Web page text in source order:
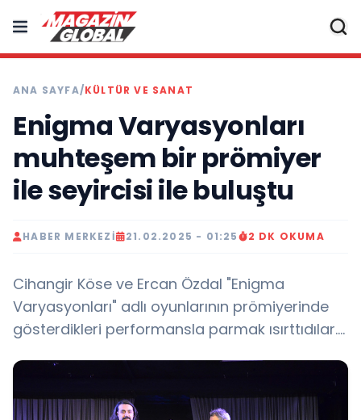
ANA SAYFA/KÜLTÜR VE SANAT
Enigma Varyasyonları
muhteşem bir prömiyer
ile seyircisi ile buluştu
HABER MERKEZI 21.02.2025 - 01:25 2 DK OKUMA
Cihangir Köse ve Ercan Özdal "Enigma
Varyasyonları" adlı oyunlarının prömiyerinde
gösterdikleri performansla parmak ısırttıdılar....